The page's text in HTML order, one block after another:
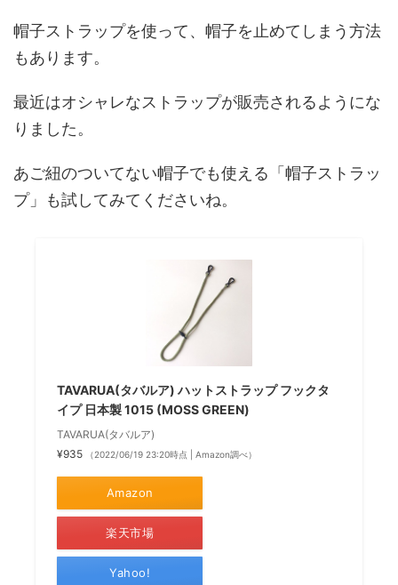
帽子ストラップを使って、帽子を止めてしまう方法
もあります。
最近はオシャレなストラップが販売されるようにな
りました。
あご紐のついてない帽子でも使える「帽子ストラッ
プ」も試してみてくださいね。
TAVARUA(タバルア) ハットストラップ フックタ
イプ 日本製 1015 (MOSS GREEN)
TAVARUA(タバルア)
¥935
（2022/06/19 23:20時点 | Amazon調べ）
Amazon
楽天市場
Yahoo!